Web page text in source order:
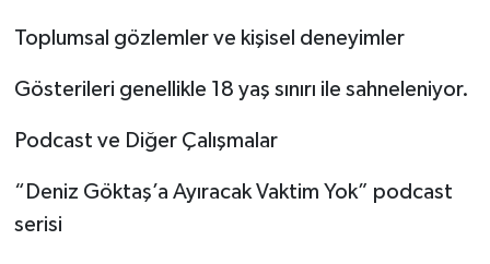
Toplumsal gözlemler ve kişisel deneyimler
Gösterileri genellikle 18 yaş sınırı ile sahneleniyor.
Podcast ve Diğer Çalışmalar
“Deniz Göktaş’a Ayıracak Vaktim Yok” podcast
serisi